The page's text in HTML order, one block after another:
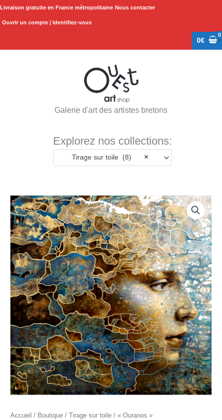
Aller
Livraison gratuite en France métropolitaine Nous contacter
Ouvrir un compte | Identifiez-vous
0€
Galerie d'art des artistes bretons
Explorez nos collections:
×
Tirage sur toile (8)
Accueil / Boutique / Tirage sur toile / « Ouranos »
Plage
de
prix :
580€
à
880€
quantité
de
"Ouranos"